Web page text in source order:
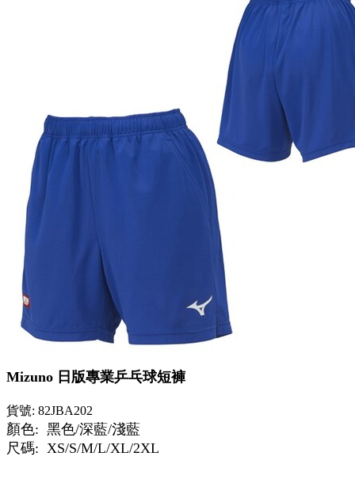
Mizuno 日版專業乒乓球短褲
貨號: 82JBA202
顏色: 黑色/深藍/淺藍
尺碼: XS/S/M/L/XL/2XL